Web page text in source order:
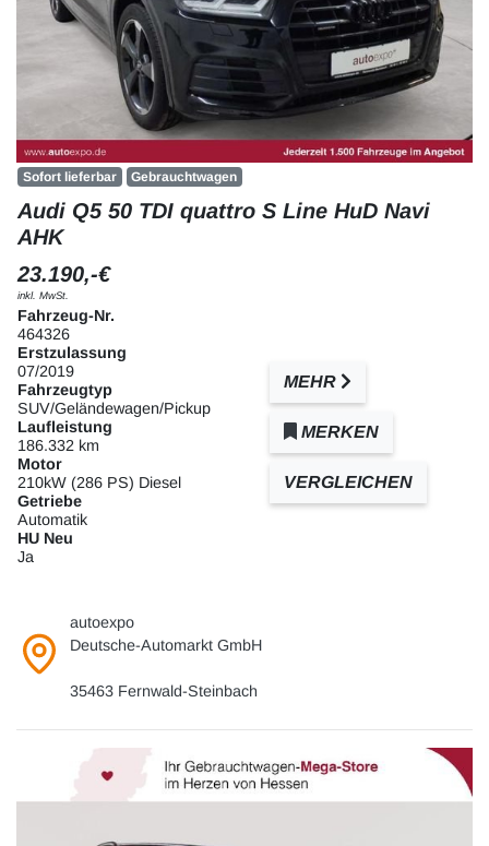
Sofort lieferbar Gebrauchtwagen
Audi Q5 50 TDI quattro S Line HuD Navi
AHK
23.190,-€
inkl. MwSt.
Fahrzeug-Nr.
464326
Erstzulassung
07/2019
Fahrzeugtyp
SUV/Geländewagen/Pickup
Laufleistung
186.332 km
Motor
210kW (286 PS) Diesel
Getriebe
Automatik
HU Neu
Ja
MEHR
MERKEN
VERGLEICHEN
autoexpo
Deutsche-Automarkt GmbH
35463 Fernwald-Steinbach